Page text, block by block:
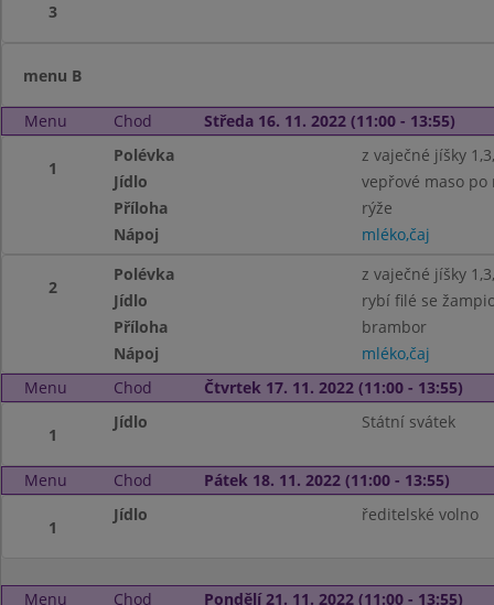
3
menu B
Menu Chod Středa 16. 11. 2022 (11:00 - 13:55)
1
Polévka
z vaječné jíšky
Jídlo
vepřové maso po
Příloha
rýže
Nápoj
mléko,čaj
2
Polévka
z vaječné jíšky
Jídlo
rybí filé se
Příloha
brambor
Nápoj
mléko,čaj
Menu
Chod Čtvrtek 17. 11. 2022 (11:00 - 13:55)
1
Jídlo Státní svátek
Menu Chod Pátek 18. 11. 2022 (11:00 - 13:55)
1
Jídlo ředitelské volno
Menu Chod Pondělí 21. 11. 2022 (11:00 - 13:55)